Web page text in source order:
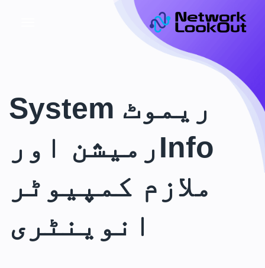
ریموٹ System
Infoرمیشن اور
ملازم کمپیوٹر
انوینٹری